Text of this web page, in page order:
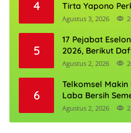
4
Tirta Yapono
Agustus 3, 2026
5
17 Pejabat
2026, Berikut
Agustus 2, 2026
6
Telkomsel
Laba Bersih
Triliun
Agustus 2, 2026